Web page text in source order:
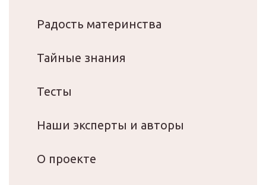
Радость материнства
Тайные знания
Тесты
Наши эксперты и авторы
О проекте